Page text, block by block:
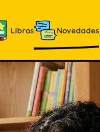
Libros Novedades